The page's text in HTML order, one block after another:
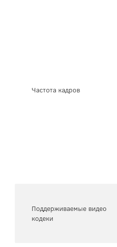
Частота кадров
Поддерживаемые видео
кодеки